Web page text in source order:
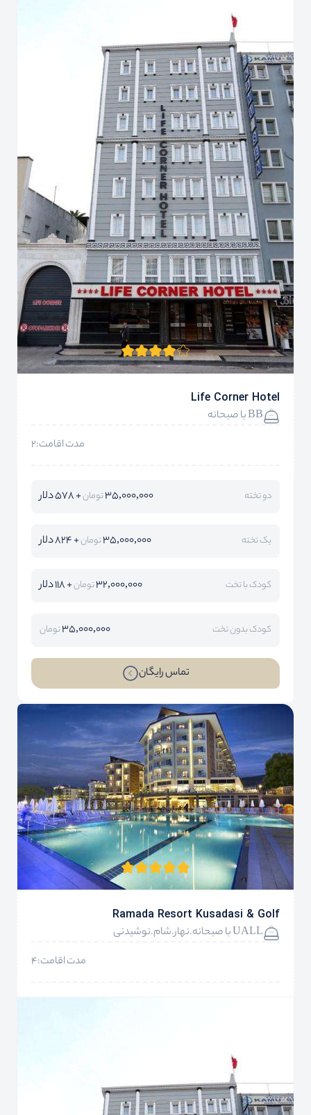
Life Corner Hotel
BB با صبحانه
مدت اقامت:2
دو تخته 35,000,000تومان+ 578 دلار
یک تخته 35,000,000تومان+ 824 دلار
کودک با تخت 32,000,000تومان+ 118 دلار
کودک بدون تخت 35,000,000تومان
تماس رایگان
Ramada Resort Kusadasi & Golf
UALL با صبحانه.نهار.شام.نوشیدنی
مدت اقامت:4